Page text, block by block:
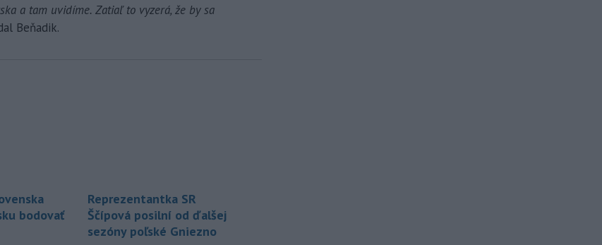
a tam uvidíme. Zatiaľ to vyzerá, že by sa
Beňadik.
bodovať
Reprezentantka SR
Ščípová posilní od ďalšej
sezóny poľské Gniezno